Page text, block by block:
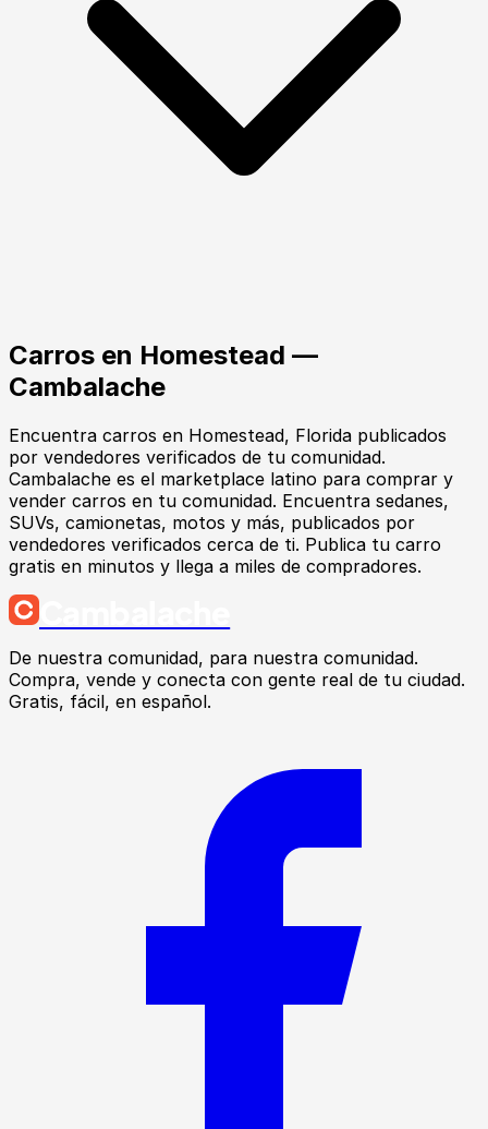
Carros en Homestead —
Cambalache
Encuentra carros en Homestead, Florida publicados
por vendedores verificados de tu comunidad.
Cambalache es el marketplace latino para comprar y
vender carros en tu comunidad. Encuentra sedanes,
SUVs, camionetas, motos y más, publicados por
vendedores verificados cerca de ti. Publica tu carro
gratis en minutos y llega a miles de compradores.
De nuestra comunidad, para nuestra comunidad.
Compra, vende y conecta con gente real de tu ciudad.
Gratis, fácil, en español.